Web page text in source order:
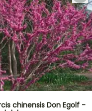
chinensis Don Egolf -